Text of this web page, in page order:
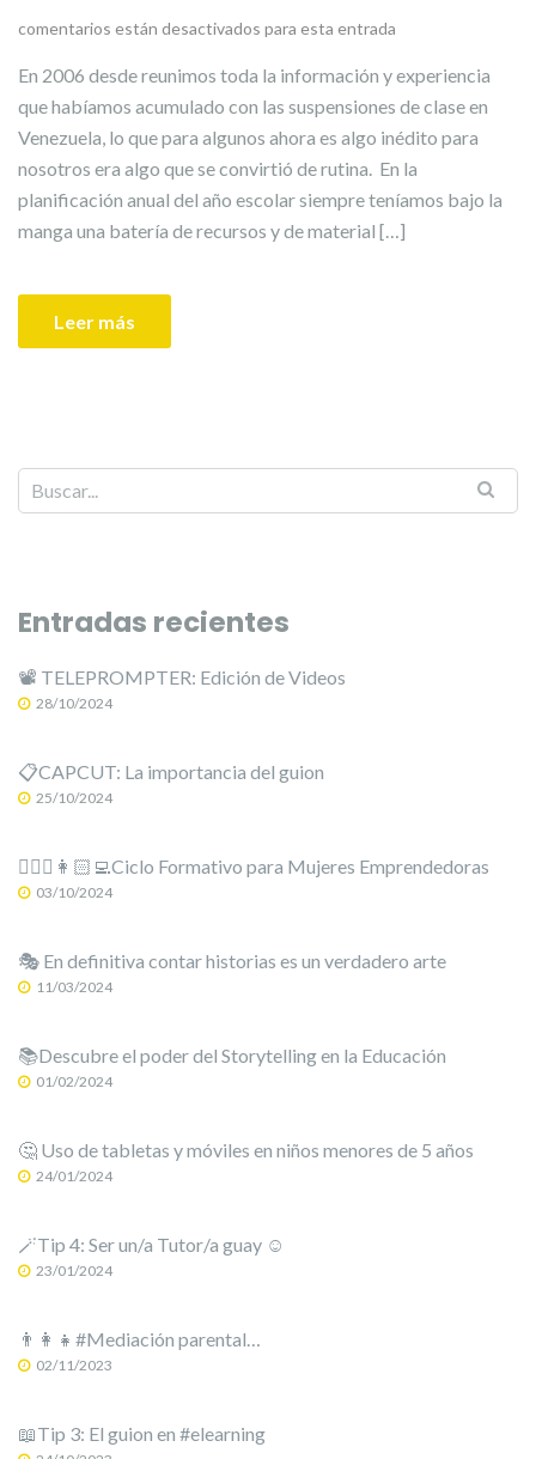
comentarios están desactivados para esta entrada
En 2006 desde reunimos toda la información y experiencia
que habíamos acumulado con las suspensiones de clase en
Venezuela, lo que para algunos ahora es algo inédito para
nosotros era algo que se convirtió de rutina. En la
planificación anual del año escolar siempre teníamos bajo la
manga una batería de recursos y de material […]
Leer más
Entradas recientes
📽️ TELEPROMPTER: Edición de Videos
28/10/2024
📋CAPCUT: La importancia del guion
25/10/2024
🙋🏻‍♀️👩🏻‍💻Ciclo Formativo para Mujeres Emprendedoras
03/10/2024
🎭 En definitiva contar historias es un verdadero arte
11/03/2024
📚Descubre el poder del Storytelling en la Educación
01/02/2024
🤔 Uso de tabletas y móviles en niños menores de 5 años
24/01/2024
🪄Tip 4: Ser un/a Tutor/a guay ☺️
23/01/2024
👨‍👩‍👧#Mediación parental…
02/11/2023
📖Tip 3: El guion en #elearning